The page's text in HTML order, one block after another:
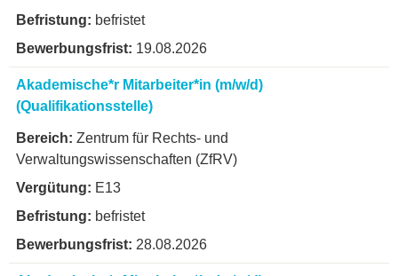
befristet
19.08.2026
Akademische*r Mitarbeiter*in (m/w/d)
(Qualifikationsstelle)
Zentrum für Rechts- und
Verwaltungswissenschaften (ZfRV)
E13
befristet
28.08.2026